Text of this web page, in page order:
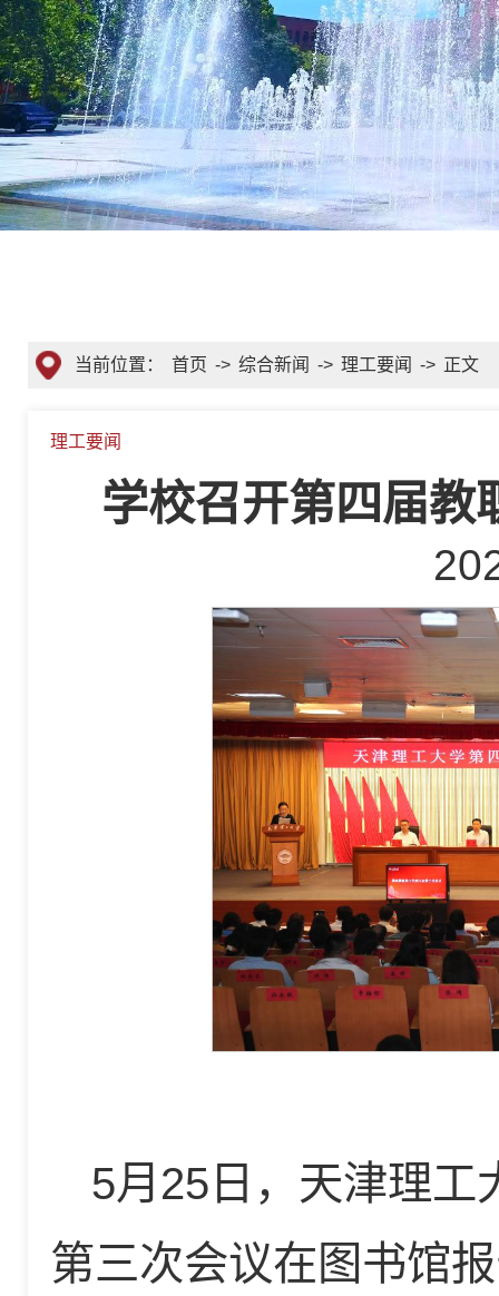
当前位置： 首页 -> 综合新闻 -> 理工要闻 -> 正文
理工要闻
学校召开第四届教
5月25日，天津理工
第三次会议在图书馆